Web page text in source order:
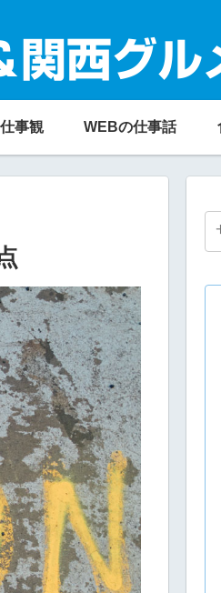
関西グ
事観 WEBの仕事話